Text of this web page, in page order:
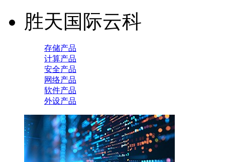
胜天国际云科
存储产品
计算产品
安全产品
网络产品
软件产品
外设产品